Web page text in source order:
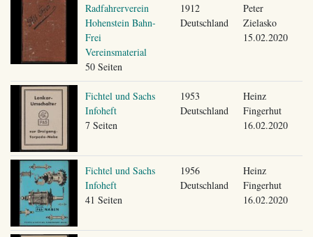
Radfahrerverein
Hohenstein Bahn-
Frei
Vereinsmaterial
50 Seiten
1912
Deutschland
Peter
Zielasko
15.02.2020
Fichtel und Sachs
Infoheft
7 Seiten
1953
Deutschland
Heinz
Fingerhut
16.02.2020
Fichtel und Sachs
Infoheft
41 Seiten
1956
Deutschland
Heinz
Fingerhut
16.02.2020